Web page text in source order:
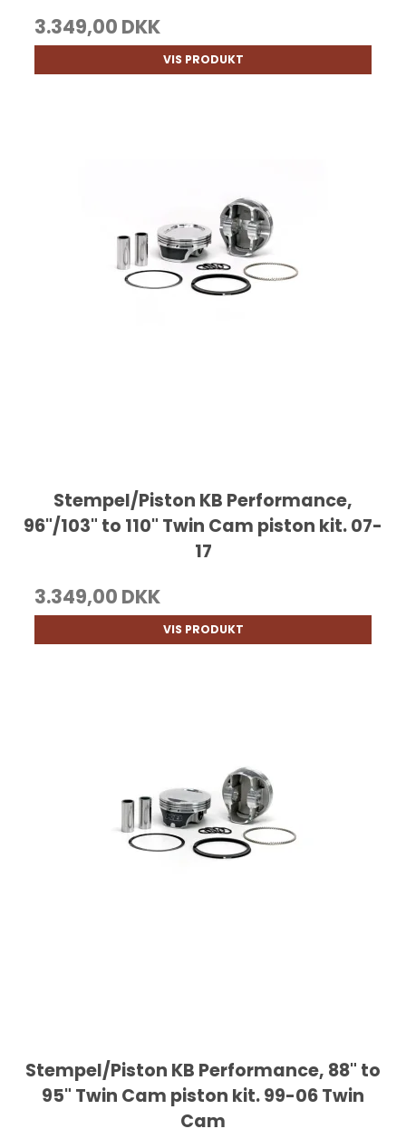
3.349,00 DKK
VIS PRODUKT
Stempel/Piston KB Performance,
96"/103" to 110" Twin Cam piston kit. 07-
17
3.349,00 DKK
VIS PRODUKT
Stempel/Piston KB Performance, 88" to
95" Twin Cam piston kit. 99-06 Twin
Cam